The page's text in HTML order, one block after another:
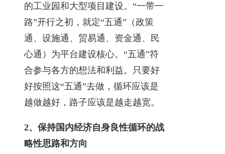
的工业园和大型项目建设。“一带一
路”开行之初，就定“五通”（政策
通、设施通、贸易通、资金通、民
心通）为平台建设核心。“五通”符
合参与各方的想法和利益。只要好
好按照这“五通”去做，循环应该是
越做越好，路子应该是越走越宽。
2、保持国内经济自身良性循环的战
略性思路和方向